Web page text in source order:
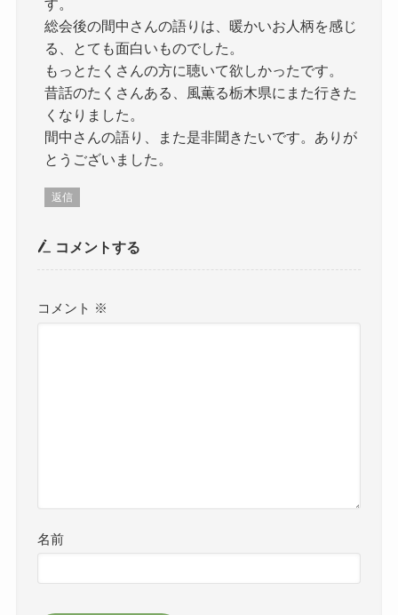
す。
総会後の間中さんの語りは、暖かいお人柄を感じ
る、とても面白いものでした。
もっとたくさんの方に聴いて欲しかったです。
昔話のたくさんある、風薫る栃木県にまた行きた
くなりました。
間中さんの語り、また是非聞きたいです。ありが
とうございました。
返信
コメントする
コメント ※
名前